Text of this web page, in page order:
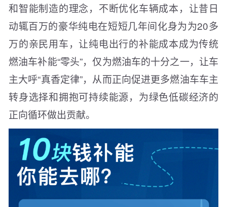
和智能制造的理念，不断优化车辆成本，让昔日
动辄百万的豪华纯电在短短几年间化身为为20多
万的亲民用车，让纯电出行的补能成本成为传统
燃油车补能“零头”，仅为燃油车的十分之一，让车
主大呼“真香定律”，从而正向促进更多燃油车车主
转身选择和拥抱可持续能源，为绿色低碳经济的
正向循环做出贡献。